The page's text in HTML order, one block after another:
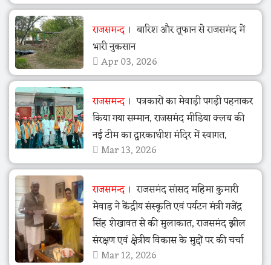
राजसमन्द
बारिश और तूफान से राजसमंद में
भारी नुकसान
Apr 03, 2026
राजसमन्द
पत्रकारों का मेवाड़ी पगड़ी पहनाकर
किया गया सम्मान, राजसमंद मीडिया क्लब की
नई टीम का द्वारकाधीश मंदिर में स्वागत,
Mar 13, 2026
राजसमन्द
राजसमंद सांसद महिमा कुमारी
मेवाड़ ने केंद्रीय संस्कृति एवं पर्यटन मंत्री गजेंद्र
सिंह शेखावत से की मुलाकात, राजसमंद झील
संरक्षण एवं क्षेत्रीय विकास के मुद्दों पर की चर्चा
Mar 12, 2026